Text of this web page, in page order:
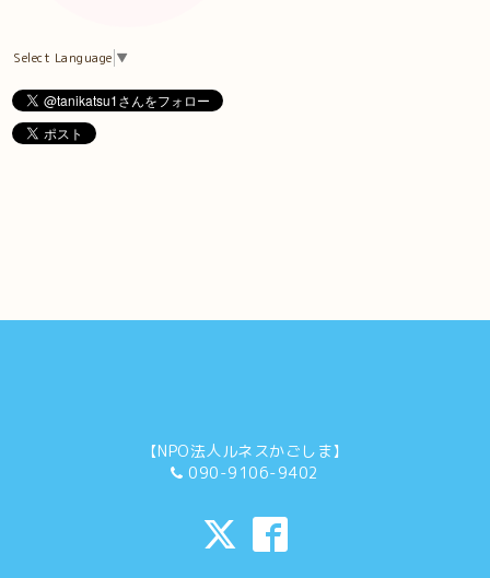
Select Language ▼
【NPO法人ルネスかごしま】
090-9106-9402